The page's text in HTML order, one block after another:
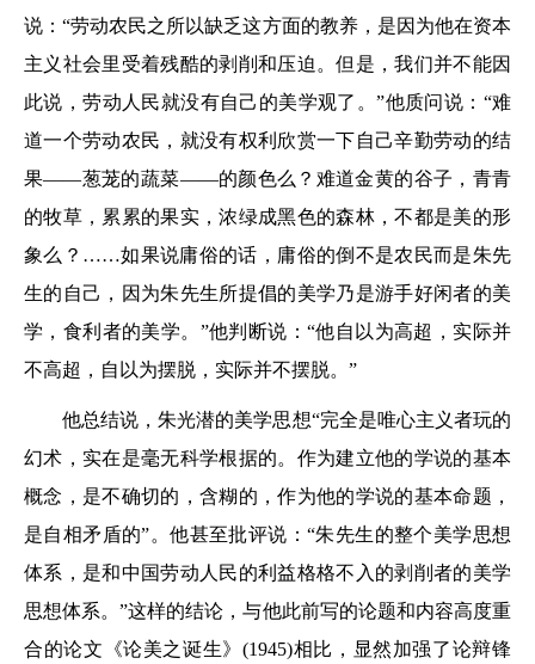
说：“劳动农民之所以缺乏这方面的教养，是因为他在资本
主义社会里受着残酷的剥削和压迫。但是，我们并不能因
此说，劳动人民就没有自己的美学观了。”他质问说：“难
道一个劳动农民，就没有权利欣赏一下自己辛勤劳动的结
果——葱茏的蔬菜——的颜色么？难道金黄的谷子，青青
的牧草，累累的果实，浓绿成黑色的森林，不都是美的形
象么？……如果说庸俗的话，庸俗的倒不是农民而是朱先
生的自己，因为朱先生所提倡的美学乃是游手好闲者的美
学，食利者的美学。”他判断说：“他自以为高超，实际并
不高超，自以为摆脱，实际并不摆脱。”
他总结说，朱光潜的美学思想“完全是唯心主义者玩的
幻术，实在是毫无科学根据的。作为建立他的学说的基本
概念，是不确切的，含糊的，作为他的学说的基本命题，
是自相矛盾的”。他甚至批评说：“朱先生的整个美学思想
体系，是和中国劳动人民的利益格格不入的剥削者的美学
思想体系。”这样的结论，与他此前写的论题和内容高度重
合的论文《论美之诞生》(1945)相比，显然加强了论辩锋